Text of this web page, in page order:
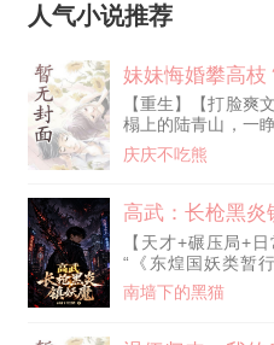
人气小说推荐
妹妹悔婚攀高枝
【重生】【打脸爽
榻上的陆青山，一
区。前世错信绿茶
拉过一旁卑微受气
着前世跑山三十年
里如履平地。左手
王，斗狼群，擒金
打的落魄穷小子，
庆庆不吃熊
高武：长枪黑炎
【天才+碾压局+
“《东煌国妖类暂
赦。” 暗巷里，年
前的妖物，面无表
南墙下的黑猫